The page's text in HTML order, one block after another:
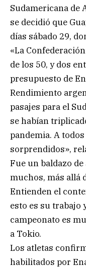
Sudamericana de
se decidió que
días sábado 29,
«La
de los 50, y dos
presupuesto de
Rendimiento
pasajes para el
se habían
pandemia. A
sorprendidos»,
Fue un baldazo
muchos, más allá
Entienden el
esto es su trabajo
campeonato es
a Tokio.
Los atletas
habilitados por